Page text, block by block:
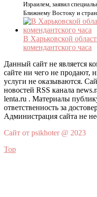
Израилем, заявил
Ближнему Востоку и
В Харьковской
комендантского часа
Данный сайт не является
сайте ни чего не продают,
услуги не оказываются.
новостей RSS канала
lenta.ru . Материалы
ответственность за
Администрация сайта не
Сайт от psikhoter @ 2023
Top